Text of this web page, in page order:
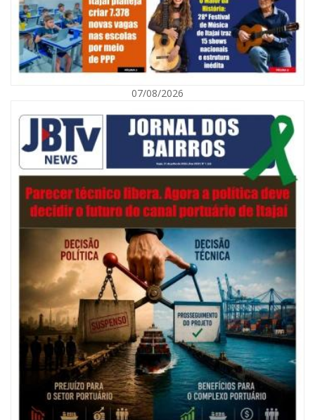
Defesa Civil orienta população sobre descarte correto de lixo para
prevenir alagamentos
NAVEGANTES
07/08/2026